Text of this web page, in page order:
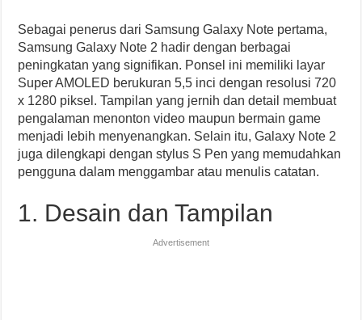
Sebagai penerus dari Samsung Galaxy Note pertama,
Samsung Galaxy Note 2 hadir dengan berbagai
peningkatan yang signifikan. Ponsel ini memiliki layar
Super AMOLED berukuran 5,5 inci dengan resolusi 720
x 1280 piksel. Tampilan yang jernih dan detail membuat
pengalaman menonton video maupun bermain game
menjadi lebih menyenangkan. Selain itu, Galaxy Note 2
juga dilengkapi dengan stylus S Pen yang memudahkan
pengguna dalam menggambar atau menulis catatan.
1. Desain dan Tampilan
Advertisement